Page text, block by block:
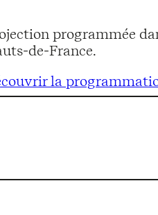
programmée
de-France.
la